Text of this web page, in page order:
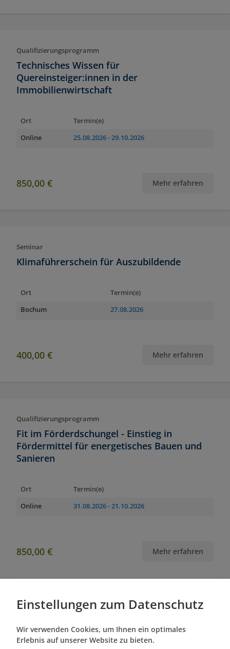
Qualifizierungsprogramm
Technisches Wissen für
Quereinsteiger:innen in der
Immobilienwirtschaft
Ort
Termin(e)
Online
25.08.2026- 29.10.2026
850,00 € Mehr erfahren
Seminar
Klimaführerschein für Auszubildende
Ort
Termin(e)
Bochum
27.08.2026
400,00 € Mehr erfahren
Qualifizierungsprogramm
Fit im Förderdschungel - Einstieg in
Fördermittel für energetisches Bauen und
Sanieren
Ort
Termin(e)
Online
31.08.2026- 21.10.2026
850,00 € Mehr erfahren
Zertifikatslehrgang
Digitalisierungs- und
Transformationsmanager:in
Einstellungen zum Datenschutz
Wir verwenden Cookies, um Ihnen ein optimales
Erlebnis auf unserer Website zu bieten.